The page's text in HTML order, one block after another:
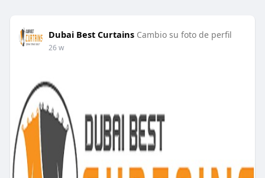
Dubai Best Curtains Cambio su foto de perfil
26 w